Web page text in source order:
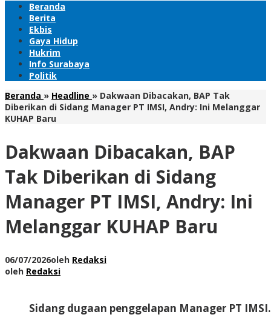
Beranda
Berita
Ekbis
Gaya Hidup
Hukrim
Info Surabaya
Politik
Beranda » Headline » Dakwaan Dibacakan, BAP Tak
Diberikan di Sidang Manager PT IMSI, Andry: Ini Melanggar
KUHAP Baru
Dakwaan Dibacakan, BAP
Tak Diberikan di Sidang
Manager PT IMSI, Andry: Ini
Melanggar KUHAP Baru
06/07/2026oleh Redaksi
oleh Redaksi
Sidang dugaan penggelapan Manager PT